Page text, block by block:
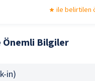
ile belirtilen
Önemli Bilgiler
in)